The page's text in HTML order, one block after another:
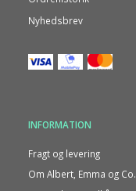
Nyhedsbrev
INFORMATION
Fragt og levering
Om Albert, Emma og Co.